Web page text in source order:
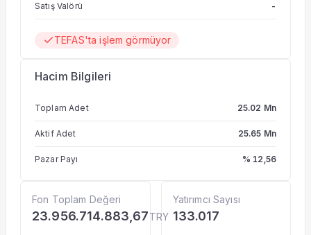
Satış Valörü -
TEFAS'ta işlem görmüyor
Hacim Bilgileri
Toplam Adet 25.02 Mn
Aktif Adet 25.65 Mn
Pazar Payı % 12,56
Fon Toplam Değeri
23.956.714.883,67TRY
Yatırımcı Sayısı
133.017